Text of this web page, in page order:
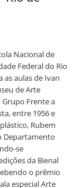
Nacional de
Federal do Rio
as aulas de Ivan
de Arte
Grupo Frente a
entre 1956 e
Rubem
Departamento
se
da Bienal
o prêmio
especial Arte